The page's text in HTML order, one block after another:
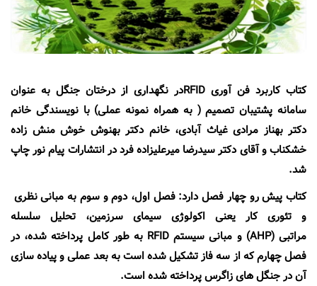
نمایندگی ها
کتاب کاربرد فن آوری RFIDدر نگهداری از درختان جنگل به عنوان
سامانه پشتیبان تصمیم ( به همراه نمونه عملی) با نویسندگی خانم
دکتر بهناز مرادی غیاث آبادی، خانم دکتر بهنوش خوش منش زاده
خشکناب و آقای دکتر سیدرضا میرعلیزاده فرد در انتشارات پیام نور چاپ
شد.
کتاب پیش رو چهار فصل دارد: فصل اول، دوم و سوم به مبانی نظری
و تئوری کار یعنی اکولوژی سیمای سرزمین، تحلیل سلسله
مراتبی (AHP) و مبانی سیستم RFID به طور کامل پرداخته شده، در
فصل چهارم که از سه فاز تشکیل شده است به بعد عملی و پیاده سازی
آن در جنگل های زاگرس پرداخته شده است.